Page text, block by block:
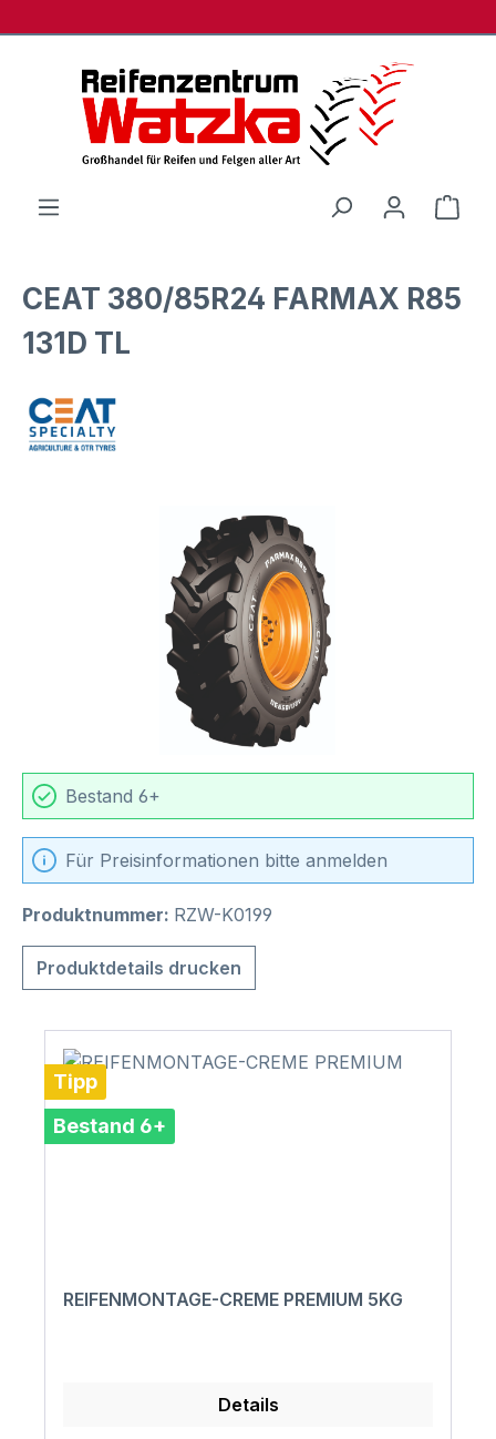
CEAT 380/85R24 FARMAX R85
131D TL
Bildergalerie überspringen
Bestand 6+
Für Preisinformationen bitte anmelden
Produktnummer: RZW-K0199
Produktdetails drucken
Tipp
Bestand 6+
REIFENMONTAGE-CREME PREMIUM 5KG
Details